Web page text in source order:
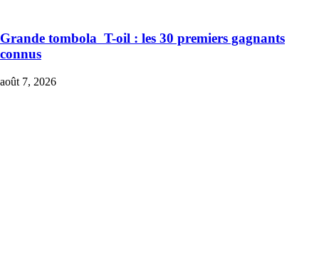
Grande tombola T-oil : les 30 premiers gagnants
connus
août 7, 2026